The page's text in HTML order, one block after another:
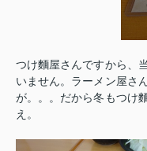
つけ麵屋さんですから、
いません。ラーメン屋さ
が。。。だから冬もつけ
え。